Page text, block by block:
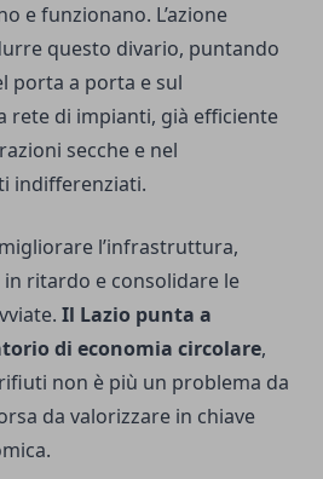
e funzionano. L’azione
questo divario, puntando
porta a porta e sul
rete di impianti, già efficiente
secche e nel
indifferenziati.
l’infrastruttura,
ritardo e consolidare le
Il Lazio punta a
di economia circolare,
non è più un problema da
da valorizzare in chiave